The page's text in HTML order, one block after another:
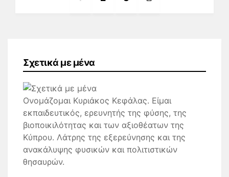
Σχετικά με μένα
Ονομάζομαι Κυριάκος Κεφάλας. Είμαι
εκπαιδευτικός, ερευνητής της φύσης, της
βιοποικιλότητας και των αξιοθέατων της
Κύπρου. Λάτρης της εξερεύνησης και της
ανακάλυψης φυσικών και πολιτιστικών
θησαυρών.